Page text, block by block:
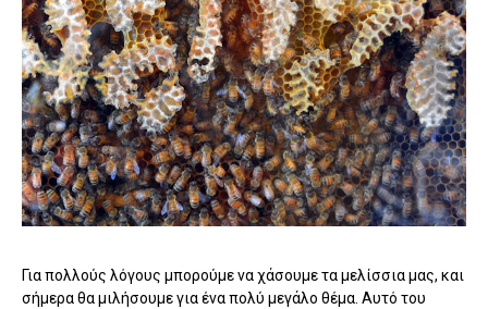
Για πολλούς λόγους μπορούμε να χάσουμε τα μελίσσια μας, και
σήμερα θα μιλήσουμε για ένα πολύ μεγάλο θέμα. Αυτό του